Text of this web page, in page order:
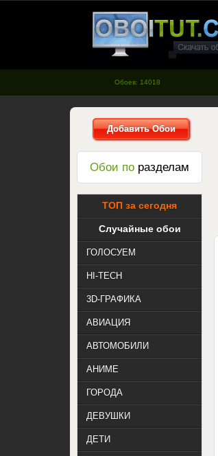
oboitut.com - Обои
столаОбоев: 14018
Добавить Обои
Обои по разделам
ТОП за сегодня
Случайные обои
ГОЛОСУЕМ
HI-TECH
3D-ГРАФИКА
АВИАЦИЯ
АВТОМОБИЛИ
АНИМЕ
ГОРОДА
ДЕВУШКИ
ДЕТИ